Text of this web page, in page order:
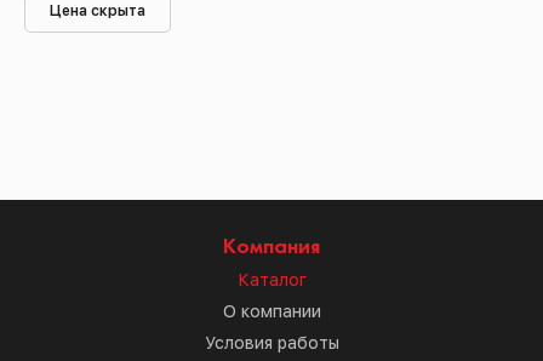
Цена скрыта
Компания
Каталог
О компании
Условия работы